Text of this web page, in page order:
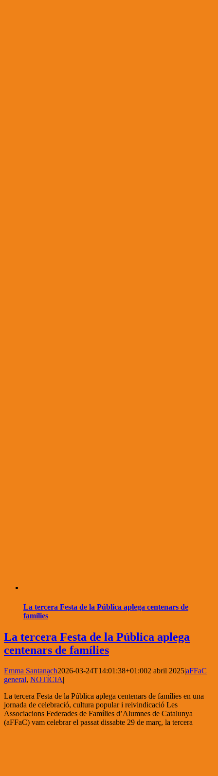
La tercera Festa de la Pública aplega centenars de
famílies
La tercera Festa de la Pública aplega
centenars de famílies
Emma Santanach2026-03-24T14:01:38+01:002 abril 2025|aFFaC
general, NOTÍCIA|
La tercera Festa de la Pública aplega centenars de famílies en una
jornada de celebració, cultura popular i reivindicació Les
Associacions Federades de Famílies d’Alumnes de Catalunya
(aFFaC) vam celebrar el passat dissabte 29 de març, la tercera